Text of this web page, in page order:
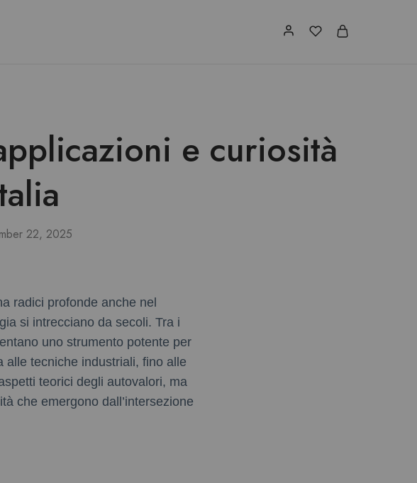
e curiosità
22, 2025
radici profonde anche nel
si intrecciano da secoli. Tra i
uno strumento potente per
alle tecniche industriali, fino alle
teorici degli autovalori, ma
che emergono dall’intersezione